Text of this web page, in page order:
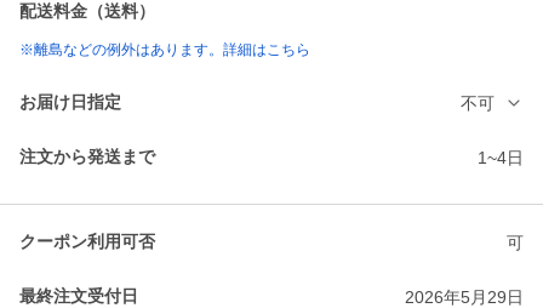
配送料金（送料）
※離島などの例外はあります。詳細はこちら
お届け日指定 不可
注文から発送まで 1~4日
クーポン利用可否 可
最終注文受付日 2026年5月29日